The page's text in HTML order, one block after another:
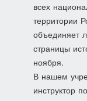
всех
территории
объединяет
страницы
ноября.
В нашем
инструктор